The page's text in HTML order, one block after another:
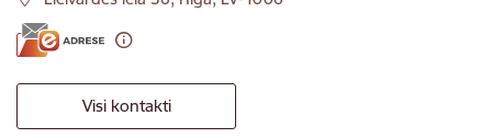
Visi kontakti